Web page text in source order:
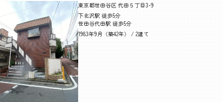
東京都世田谷区 代田５丁目3-9
下北沢駅 徒歩5分
世田谷代田駅 徒歩5分
1983年9月（築42年） / 2建て